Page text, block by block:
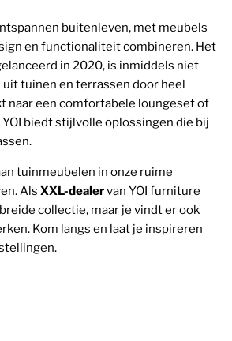
buitenleven, met meubels
en functionaliteit combineren. Het
in 2020, is inmiddels niet
tuinen en terrassen door heel
naar een comfortabele loungeset of
biedt stijlvolle oplossingen die bij
tuinmeubelen in onze ruime
Als XXL-dealervan YOI furniture
collectie, maar je vindt er ook
Kom langs en laat je inspireren